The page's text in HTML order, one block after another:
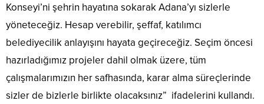
Konseyi’ni şehrin hayatına sokarak Adana’yı sizlerle
yöneteceğiz. Hesap verebilir, şeffaf, katılımcı
belediyecilik anlayışını hayata geçireceğiz. Seçim öncesi
hazırladığımız projeler dahil olmak üzere, tüm
çalışmalarımızın her safhasında, karar alma süreçlerinde
sizler de bizlerle birlikte olacaksınız” ifadelerini kullandı.